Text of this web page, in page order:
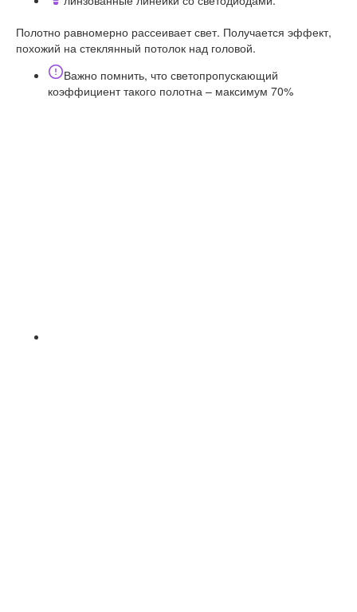
Полотно равномерно рассеивает свет. Получается эффект,
похожий на стеклянный потолок над головой.
Важно помнить, что светопропускающий
коэффициент такого полотна – максимум 70%